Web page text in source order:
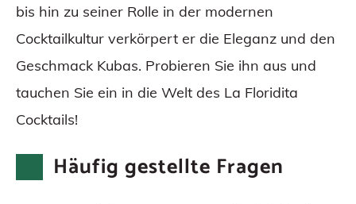
bis hin zu seiner Rolle in der modernen
Cocktailkultur verkörpert er die Eleganz und den
Geschmack Kubas. Probieren Sie ihn aus und
tauchen Sie ein in die Welt des La Floridita
Cocktails!
Häufig gestellte Fragen